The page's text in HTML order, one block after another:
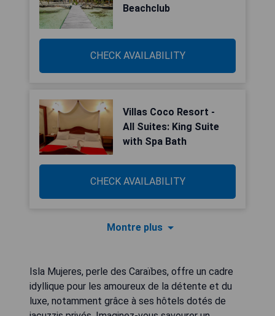
Beachclub
CHECK AVAILABILITY
Villas Coco Resort -
All Suites: King Suite
with Spa Bath
CHECK AVAILABILITY
Montre plus
Isla Mujeres, perle des Caraïbes, offre un cadre
idyllique pour les amoureux de la détente et du
luxe, notamment grâce à ses hôtels dotés de